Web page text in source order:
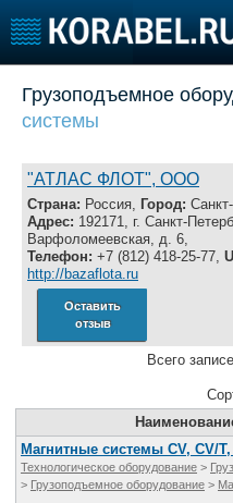
Судостроение
Новости
Компании
Репутация
Работа
Крюинг
Журнал
Реклама
Выставки и семинары
Личности
Словарь
Грузоподъемное
системы
"АТЛАС ФЛОТ", ООО
Страна: Россия, Город:
Адрес: 192171, г. Санкт-
Варфоломеевская, д. 6,
Телефон: +7 (812) 418-25-77,
http://bazaflota.ru
Оставить
отзыв
Всего
Maгнитные системы CV, CV/
Технологическое оборудование >
> Грузоподъемное оборудование >